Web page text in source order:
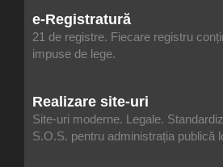
e-Registratură
21 de registre. Fiecare registru
impuse de lege.
Realizare site-uri
Site-uri moderne. Legale.
S.O.S. pentru administrația publică